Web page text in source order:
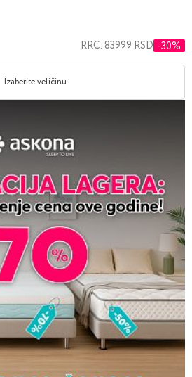
RRC: 83999 RSD -30%
Izaberite veličinu